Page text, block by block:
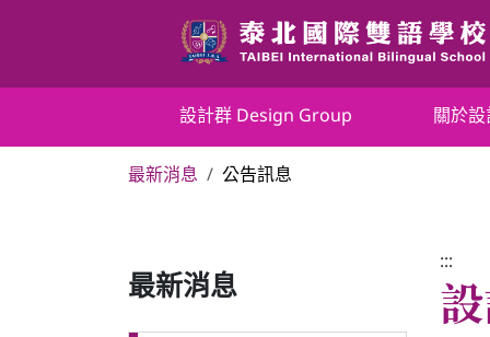
容
區
設計群 Design Group 關於設
最新消息 公告訊息
最新消息
:::
設計群 Design Group
關於設計群